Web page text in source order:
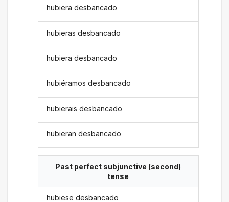
hubiera desbancado
hubieras desbancado
hubiera desbancado
hubiéramos desbancado
hubierais desbancado
hubieran desbancado
Past perfect subjunctive (second)
tense
hubiese desbancado